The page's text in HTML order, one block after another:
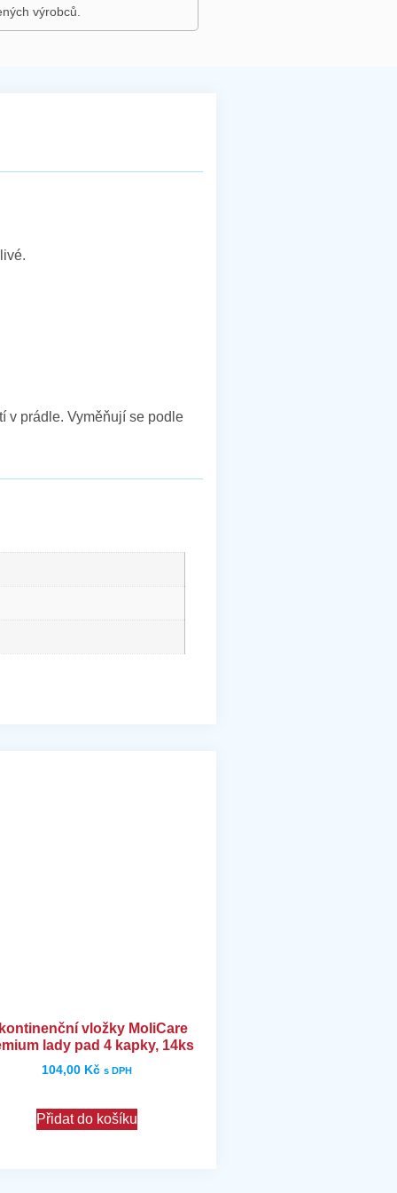
výrobců.
v prádle. Vyměňují se podle
vložky MoliCare
lady pad 4 kapky, 14ks
104,00 Kč s DPH
Přidat do košíku